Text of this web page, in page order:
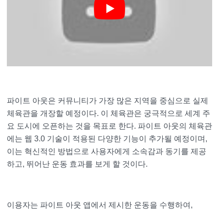
파이트 아웃은 커뮤니티가 가장 많은 지역을 중심으로 실제
체육관을 개장할 예정이다. 이 체육관은 궁극적으로 세계 주
요 도시에 오픈하는 것을 목표로 한다. 파이트 아웃의 체육관
에는 웹 3.0 기술이 적용된 다양한 기능이 추가될 예정이며,
이는 혁신적인 방법으로 사용자에게 소속감과 동기를 제공
하고, 뛰어난 운동 효과를 보게 할 것이다.
이용자는 파이트 아웃 앱에서 제시한 운동을 수행하여,